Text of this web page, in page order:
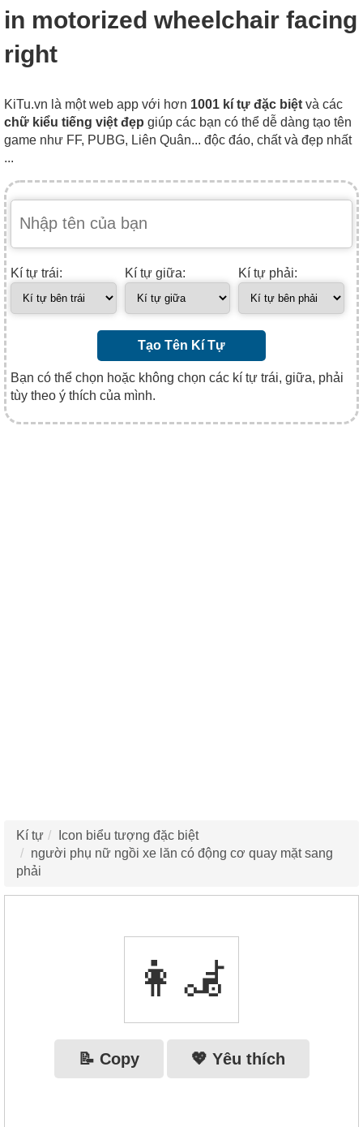
in motorized wheelchair facing
right
KiTu.vn là một web app với hơn 1001 kí tự đặc biệt và các
chữ kiểu tiếng việt đẹp giúp các bạn có thể dễ dàng tạo tên
game như FF, PUBG, Liên Quân... độc đáo, chất và đẹp nhất
...
Kí tự trái: Kí tự giữa: Kí tự phải:
Tạo Tên Kí Tự
Bạn có thể chọn hoặc không chọn các kí tự trái, giữa, phải
tùy theo ý thích của mình.
Kí tự
Icon biểu tượng đặc biệt
người phụ nữ ngồi xe lăn có động cơ quay mặt sang
phải
👩‍🦼‍
📝 Copy 💖 Yêu thích